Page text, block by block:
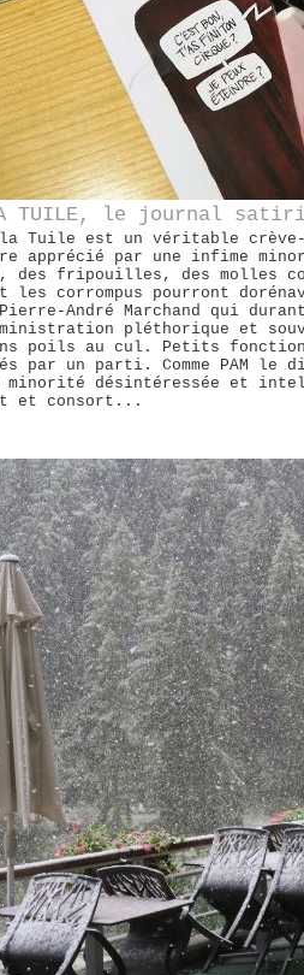
TUILE, le journal
Tuile est un véritable
apprécié par une infime
fripouilles, des molles
les corrompus pourront
André Marchand qui
pléthorique et
poils au cul. Petits
par un parti. Comme PAM
désintéressée et
et consort...